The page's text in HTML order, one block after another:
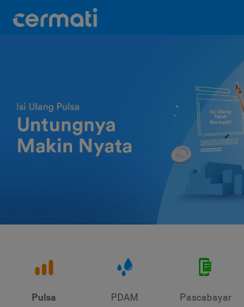
Pulsa PDAM Pascabayar